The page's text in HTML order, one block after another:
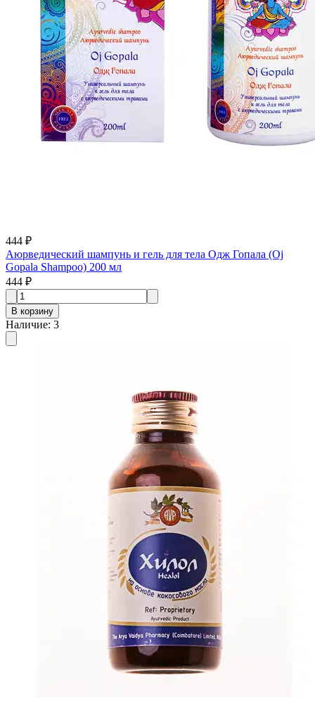
444 ₽
Аюрведический шампунь и гель для тела Одж Гопала (Oj
Gopala Shampoo) 200 мл
444 ₽
В корзину
Наличие: 3